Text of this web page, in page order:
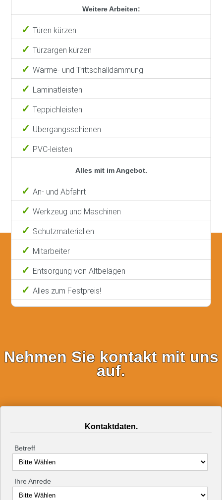
Weitere Arbeiten:
Türen kürzen
Türzargen kürzen
Wärme- und Trittschalldämmung
Laminatleisten
Teppichleisten
Übergangsschienen
PVC-leisten
Alles mit im Angebot.
An- und Abfahrt
Werkzeug und Maschinen
Schutzmaterialien
Mitarbeiter
Entsorgung von Altbelägen
Alles zum Festpreis!
Nehmen Sie kontakt mit uns
auf.
Kontaktdaten.
Betreff
Ihre Anrede